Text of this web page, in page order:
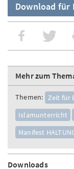
Download für
Mehr zum
Themen: Zeit für
Islamunterricht
Manifest
Downloads